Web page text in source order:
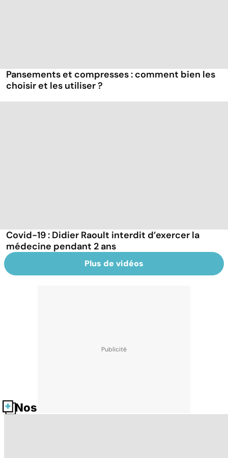
Pansements et compresses : comment bien les
choisir et les utiliser ?
Covid-19 : Didier Raoult interdit d’exercer la
médecine pendant 2 ans
Plus de vidéos
Nos fiches santé